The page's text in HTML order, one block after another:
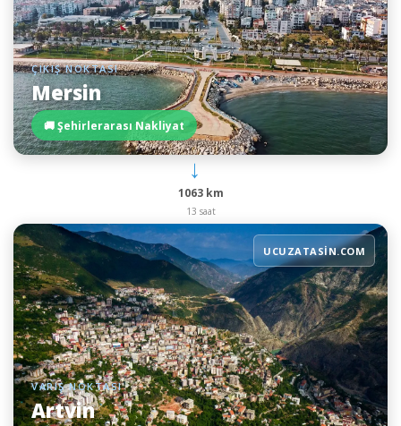
ÇIKIŞ NOKTASI
Mersin
🚚 Şehirlerarası Nakliyat
→
1063 km
13 saat
UCUZATASIN.COM
VARIŞ NOKTASI
Artvin